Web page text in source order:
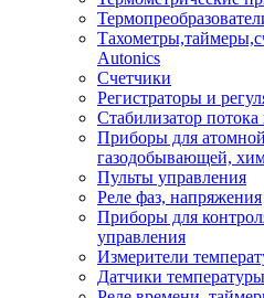
Autonics
Счетчики
Регистраторы и
Стабилизатор потока
Приборы для
газодобывающей,
Пульты управления
Реле фаз, напряжения
Приборы для
управления
Измерители
Датчики температуры